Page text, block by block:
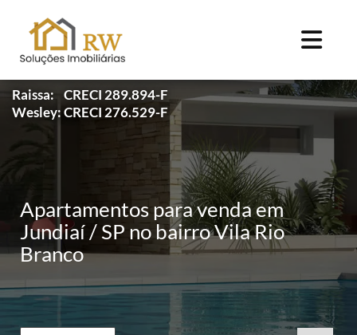
Raissa: CRECI 289.894-F
Wesley: CRECI 276.529-F
Apartamentos para venda em
Jundiaí / SP no bairro Vila Rio
Branco